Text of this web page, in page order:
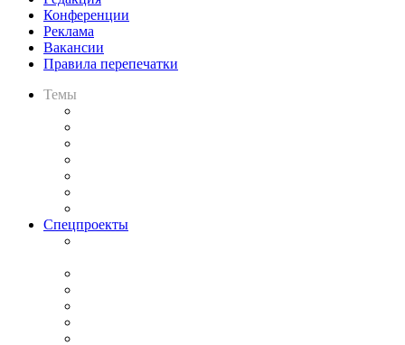
Конференции
Реклама
Вакансии
Правила перепечатки
Темы
Спецпроекты